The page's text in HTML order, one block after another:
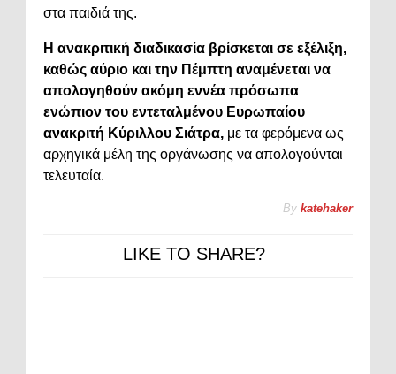
στα παιδιά της.
Η ανακριτική διαδικασία βρίσκεται σε εξέλιξη,
καθώς αύριο και την Πέμπτη αναμένεται να
απολογηθούν ακόμη εννέα πρόσωπα
ενώπιον του εντεταλμένου Ευρωπαίου
ανακριτή Κύριλλου Σιάτρα, με τα φερόμενα ως
αρχηγικά μέλη της οργάνωσης να απολογούνται
τελευταία.
By katehaker
LIKE TO SHARE?